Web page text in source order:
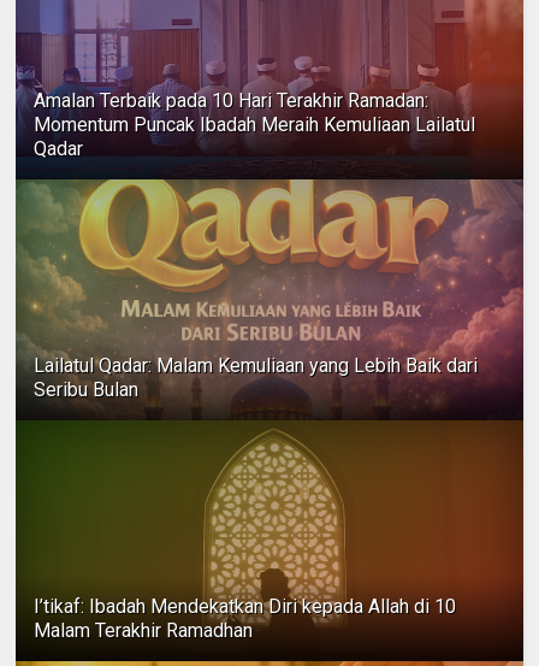
Amalan Terbaik pada 10 Hari Terakhir Ramadan:
Momentum Puncak Ibadah Meraih Kemuliaan Lailatul
Qadar
Lailatul Qadar: Malam Kemuliaan yang Lebih Baik dari
Seribu Bulan
I’tikaf: Ibadah Mendekatkan Diri kepada Allah di 10
Malam Terakhir Ramadhan